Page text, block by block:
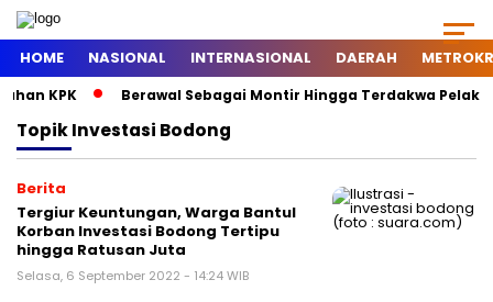
HOME NASIONAL INTERNASIONAL DAERAH
KPK Berawal Sebagai Montir Hingga Terdakwa
TopikInvestasi Bodong
Berita
Tergiur Keuntungan, Warga Bantul
Korban Investasi Bodong Tertipu
hingga Ratusan Juta
Selasa, 6 September 2022 - 14:24 WIB